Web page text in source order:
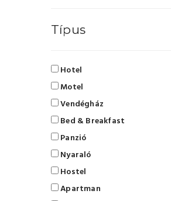
Típus
Hotel
Motel
Vendégház
Bed & Breakfast
Panzió
Nyaraló
Hostel
Apartman